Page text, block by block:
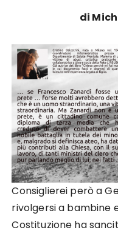
di
Consiglierei però a
rivolgersi a bambine
Costituzione ha